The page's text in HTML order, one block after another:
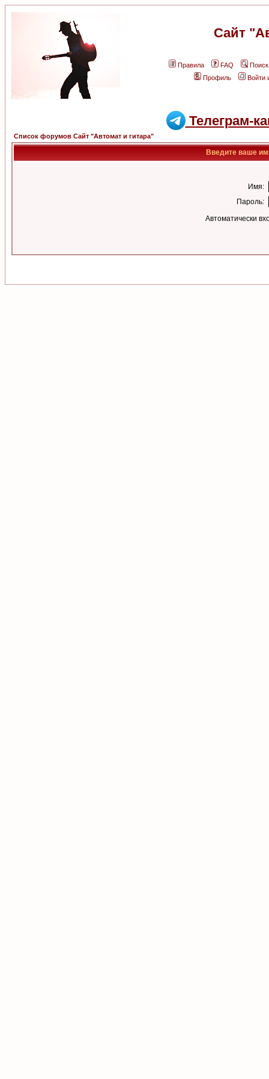
Сайт
Правила FAQ
Поиск
Профиль
Войти
Телеграм-
Список форумов Сайт "Автомат и гитара"
Введите ваше
Имя:
Пароль:
Автоматически